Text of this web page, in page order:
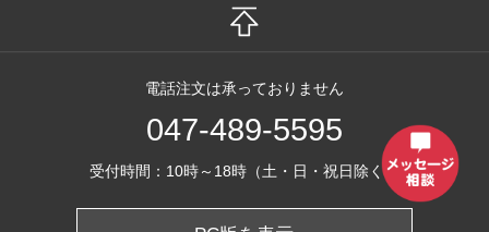
電話注文は承っておりません
047-489-5595
受付時間：10時～18時（土・日・祝日除く）